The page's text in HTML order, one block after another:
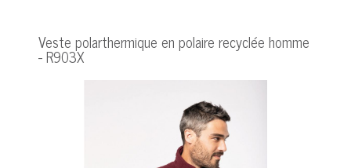
Veste polarthermique en polaire recyclée homme
- R903X